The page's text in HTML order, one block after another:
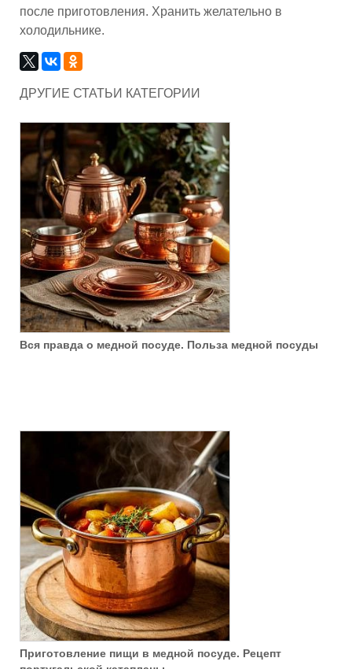
после приготовления. Хранить желательно в
холодильнике.
ДРУГИЕ СТАТЬИ КАТЕГОРИИ
Вся правда о медной посуде. Польза медной посуды
Приготовление пищи в медной посуде. Рецепт